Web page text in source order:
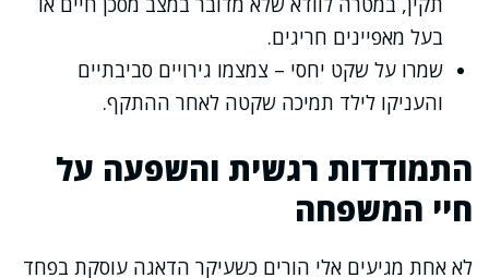
בעל מאפיינים חריגים.
שמרו על שקט יחסי – צמצמו גירויים סביבתיים
והעניקו לילד תמיכה שקטה לאחר ההתקף.
התמודדות רגשית והשפעה על
חיי המשפחה
לא אחת מגיעים אלי הורים כשעיקר הדאגה עוסקת בפחד